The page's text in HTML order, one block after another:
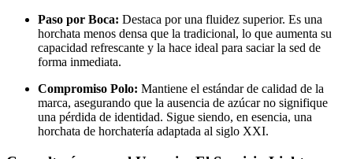
Paso por Boca: Destaca por una fluidez superior. Es una
horchata menos densa que la tradicional, lo que aumenta su
capacidad refrescante y la hace ideal para saciar la sed de
forma inmediata.
Compromiso Polo: Mantiene el estándar de calidad de la
marca, asegurando que la ausencia de azúcar no signifique
una pérdida de identidad. Sigue siendo, en esencia, una
horchata de horchatería adaptada al siglo XXI.